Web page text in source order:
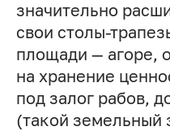
значительно
свои столы-
площади — агоре,
на хранение
под залог рабов,
(такой земельный